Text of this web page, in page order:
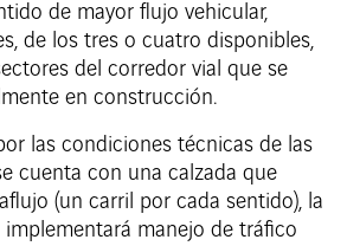
de mayor flujo vehicular,
de los tres o cuatro disponibles,
del corredor vial que se
en construcción.
las condiciones técnicas de las
cuenta con una calzada que
(un carril por cada sentido), la
implementará manejo de tráfico